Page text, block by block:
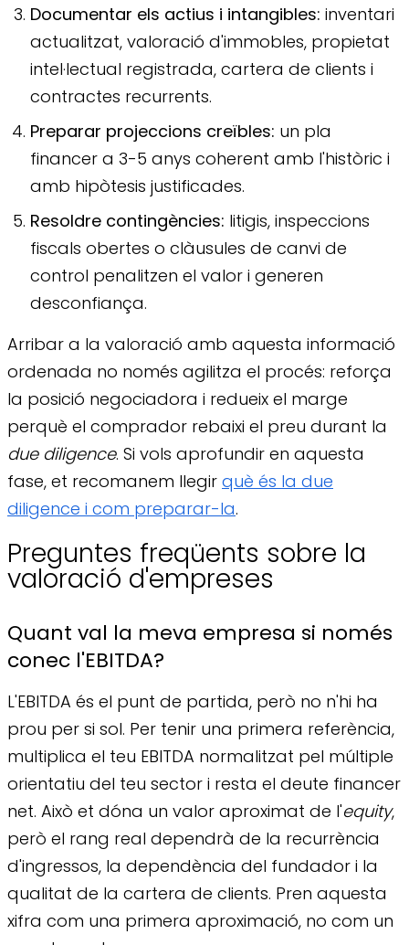
Documentar els actius i intangibles: inventari
actualitzat, valoració d'immobles, propietat
intel·lectual registrada, cartera de clients i
contractes recurrents.
Preparar projeccions creïbles: un pla
financer a 3-5 anys coherent amb l'històric i
amb hipòtesis justificades.
Resoldre contingències: litigis, inspeccions
fiscals obertes o clàusules de canvi de
control penalitzen el valor i generen
desconfiança.
Arribar a la valoració amb aquesta informació
ordenada no només agilitza el procés: reforça
la posició negociadora i redueix el marge
perquè el comprador rebaixi el preu durant la
due diligence. Si vols aprofundir en aquesta
fase, et recomanem llegir què és la due
diligence i com preparar-la.
Preguntes freqüents sobre la
valoració d'empreses
Quant val la meva empresa si només
conec l'EBITDA?
L'EBITDA és el punt de partida, però no n'hi ha
prou per si sol. Per tenir una primera referència,
multiplica el teu EBITDA normalitzat pel múltiple
orientatiu del teu sector i resta el deute financer
net. Això et dóna un valor aproximat de l'equity,
però el rang real dependrà de la recurrència
d'ingressos, la dependència del fundador i la
qualitat de la cartera de clients. Pren aquesta
xifra com una primera aproximació, no com un